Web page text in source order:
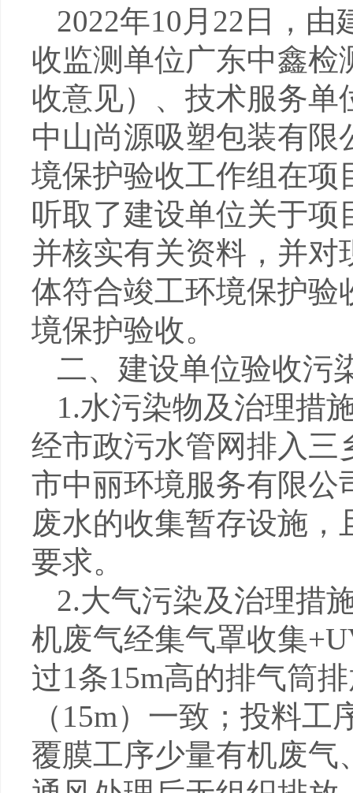
2022年10 月 22 日，由
收监测单位广东中鑫检
收意见）、技术服务单
中山尚源吸塑包装有限
境保护验收工作组在项
听取了建设单位关于
并核实有关资料，并
体符合竣工环境保护验
境保护验收。
二、建设单位验收污
1.水污染物及治理措
经市政污水管网排入三
市中丽环境服务有限公
废水的收集暂存设施
要求。
2.大气污染及治理措
机废气经集气罩收集
过1条15m高的排气筒
（ 15m）一致；投料工
覆膜工序少量有机废气